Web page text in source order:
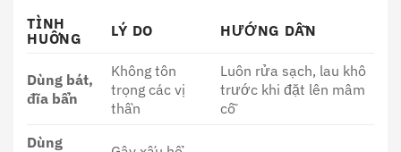
TÌNH
HUỐNG
LÝ DO HƯỚNG DẪN
Dùng bát,
đĩa bẩn
Không tôn
trọng các vị
thần
Luôn rửa sạch, lau khô
trước khi đặt lên mâm
cỗ
Dùng